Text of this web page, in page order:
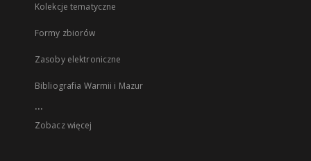
Kolekcje tematyczne
Formy zbiorów
Zasoby elektroniczne
Bibliografia Warmii i Mazur
...
Zobacz więcej